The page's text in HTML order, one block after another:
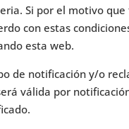
Si por el motivo que
con estas
esta web.
de notificación y/o
válida por